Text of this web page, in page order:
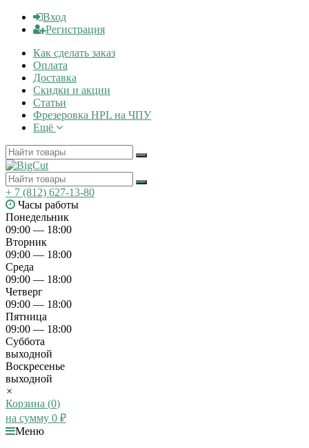
Вход
Регистрация
Как сделать заказ
Оплата
Доставка
Скидки и акции
Статьи
Фрезеровка HPL на ЧПУ
Ещё
+ 7 (812) 627-13-80
Часы работы
Понедельник
09:00 — 18:00
Вторник
09:00 — 18:00
Среда
09:00 — 18:00
Четверг
09:00 — 18:00
Пятница
09:00 — 18:00
Суббота
выходной
Воскресенье
выходной
×
Корзина (0)
на сумму 0 ₽
Меню